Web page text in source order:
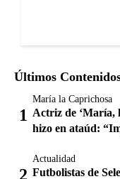
Últimos
María la Caprichosa
Actriz de ‘María,
hizo en ataúd:
Actualidad
Futbolistas de